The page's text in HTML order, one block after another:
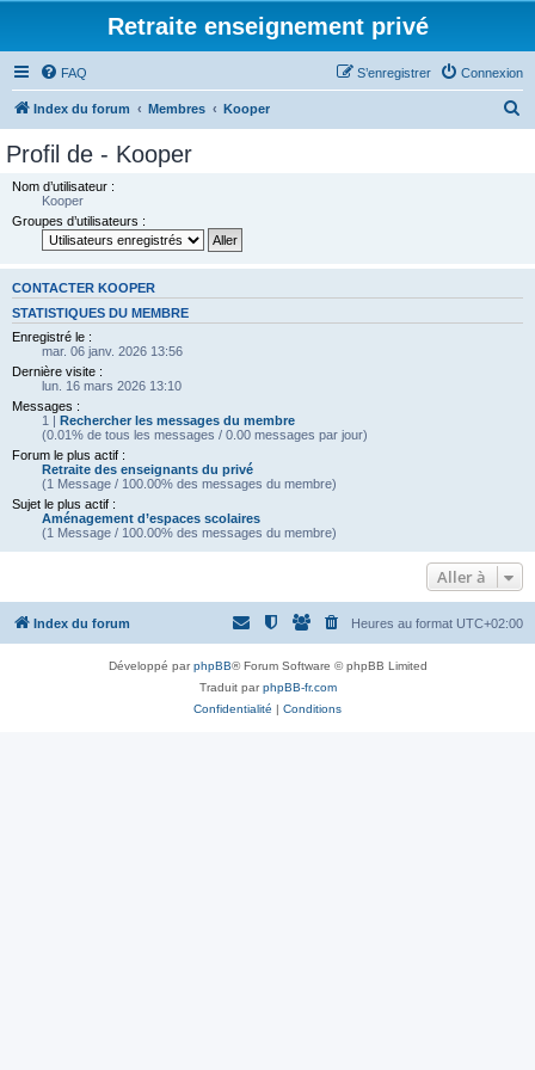
Retraite enseignement privé
FAQ Connexion
S’enregistrer
Index du forum Membres Kooper
Profil de - Kooper
Nom d’utilisateur :
Kooper
Groupes d’utilisateurs :
CONTACTER KOOPER
STATISTIQUES DU MEMBRE
Enregistré le :
mar. 06 janv. 2026 13:56
Dernière visite :
lun. 16 mars 2026 13:10
Messages :
1 | Rechercher les messages du membre
(0.01% de tous les messages / 0.00 messages par jour)
Forum le plus actif :
Retraite des enseignants du privé
(1 Message / 100.00% des messages du membre)
Sujet le plus actif :
Aménagement d’espaces scolaires
(1 Message / 100.00% des messages du membre)
Aller à
Index du forum Heures au format UTC+02:00
Développé parphpBB® Forum Software © phpBB Limited
Traduit parphpBB-fr.com
Confidentialité | Conditions